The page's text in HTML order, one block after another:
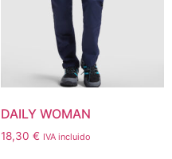
DAILY WOMAN
18,30 € IVA incluido